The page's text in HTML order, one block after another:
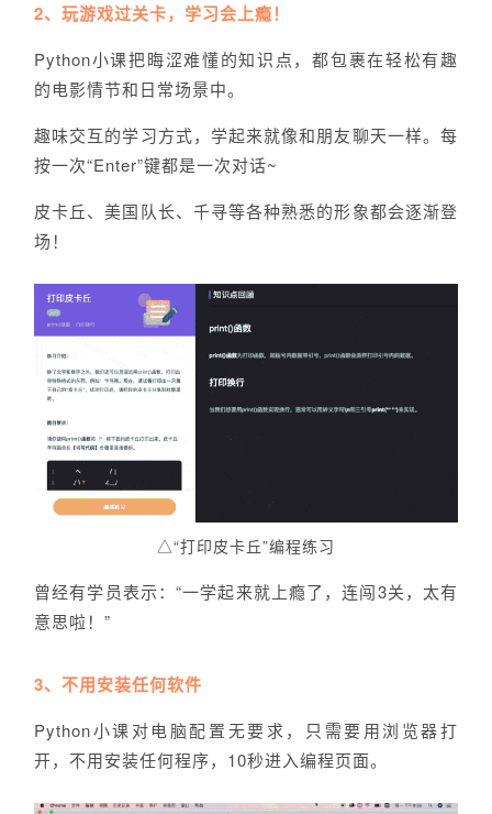
2、玩游戏过关卡，学习会上瘾！
Python小课把晦涩难懂的知识点，都包裹在轻松有趣
的电影情节和日常场景中。
趣味交互的学习方式，学起来就像和朋友聊天一样。每
按一次“Enter”键都是一次对话~
皮卡丘、美国队长、千寻等各种熟悉的形象都会逐渐登
场！
△“打印皮卡丘”编程练习
曾经有学员表示：“一学起来就上瘾了，连闯3关，太有
意思啦！”
3、不用安装任何软件
Python小课对电脑配置无要求，只需要用浏览器打
开，不用安装任何程序，10秒进入编程页面。